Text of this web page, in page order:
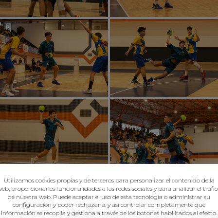
Utilizamos cookies propias y de terceros para personalizar el contenido de la
proporcionarles funcionalidades a las redes sociales y para analizar el
de nuestra web. Puede aceptar el uso de esta tecnología o administrar su
configuración y poder rechazarla, y así controlar completamente qué
información se recopila y gestiona a través de los botones habilitados al efecto.